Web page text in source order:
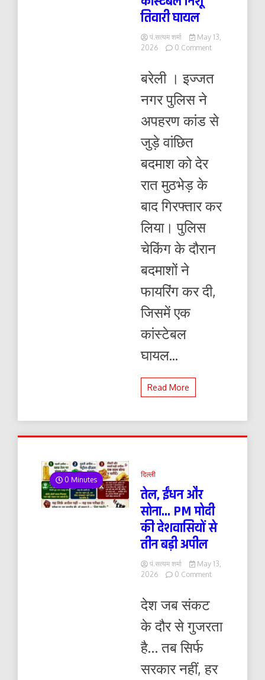
तिवारी घायल
पं.सत्यम शर्मा
May 13,
2026
0 Commenton
ने
के
बदमाश
कार्रवाई
तिवारी
बरेली । इज्जत
नगर पुलिस ने
अपहरण कांड से
जुड़े वांछित
बदमाश को देर
रात मुठभेड़ के
बाद गिरफ्तार कर
लिया। पुलिस
चेकिंग के दौरान
बदमाशों ने
फायरिंग कर दी,
जिसमें एक
कांस्टेबल
घायल...
Read More
0 Minutes
दिल्ली
तेल, ईंधन और
सोना… PM मोदी
की देशवासियों से
तीन बड़ी अपील
पं.सत्यम शर्मा
May 13,
2026
0 Commenton
PM
से
देश जब संकट
के दौर से गुजरता
है… तब सिर्फ
सरकार नहीं, हर